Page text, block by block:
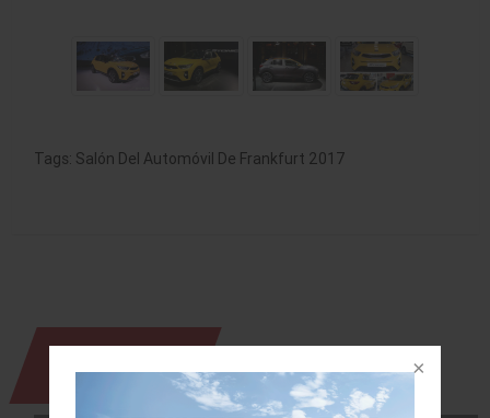
Tags: Salón Del Automóvil De Frankfurt 2017
PUEDEN INTERESAR